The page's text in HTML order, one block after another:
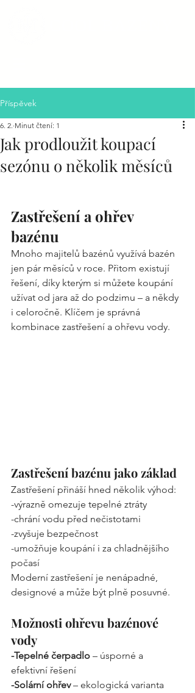
Příspěvek
Jak prodloužit koupací
sezónu o několik měsíců
6. 2. Minut čtení: 1
Zastřešení a ohřev
bazénu
Mnoho majitelů bazénů využívá bazén
jen pár měsíců v roce. Přitom existují
řešení, díky kterým si můžete koupání
užívat od jara až do podzimu – a někdy
i celoročně. Klíčem je správná
kombinace zastřešení a ohřevu vody.
Zastřešení bazénu jako základ
Zastřešení přináší hned několik výhod:
-výrazně omezuje tepelné ztráty
-chrání vodu před nečistotami
-zvyšuje bezpečnost
-umožňuje koupání i za chladnějšího
počasí
Moderní zastřešení je nenápadné,
designové a může být plně posuvné.
Možnosti ohřevu bazénové
vody
-Tepelné čerpadlo – úsporné a
efektivní řešení
-Solární ohřev – ekologická varianta